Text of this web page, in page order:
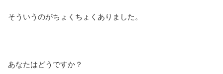
そういうのがちょくちょくありました。
あなたはどうですか？